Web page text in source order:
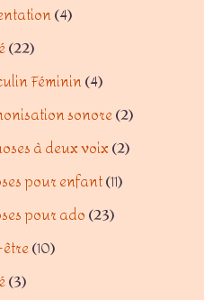
4
22
Féminin 4
sonore 2
à deux voix 2
pour enfant 11
pour ado 23
10
3